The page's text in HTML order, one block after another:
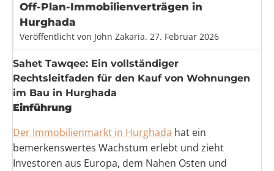
Off-Plan-Immobilienverträgen in
Hurghada
Veröffentlicht von John Zakaria. 27. Februar 2026
Sahet Tawqee: Ein vollständiger
Rechtsleitfaden für den Kauf von Wohnungen
im Bau in Hurghada
Einführung
Der Immobilienmarkt in Hurghada hat ein
bemerkenswertes Wachstum erlebt und zieht
Investoren aus Europa, dem Nahen Osten und